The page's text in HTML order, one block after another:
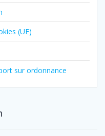
(UE)
sur ordonnance